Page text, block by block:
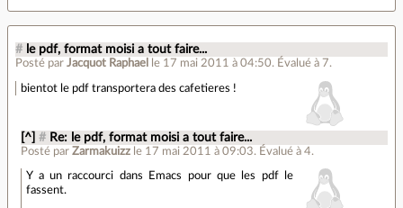
# le pdf, format moisi a tout faire...
Posté par Jacquot Raphael le 17 mai 2011 à 04:50. Évalué à 7.
bientot le pdf transportera des cafetieres !
[^] # Re: le pdf, format moisi a tout faire...
Posté parZarmakuizz le 17 mai 2011 à 09:03. Évalué à4.
Y a un raccourci dans Emacs pour que les pdf le
fassent.